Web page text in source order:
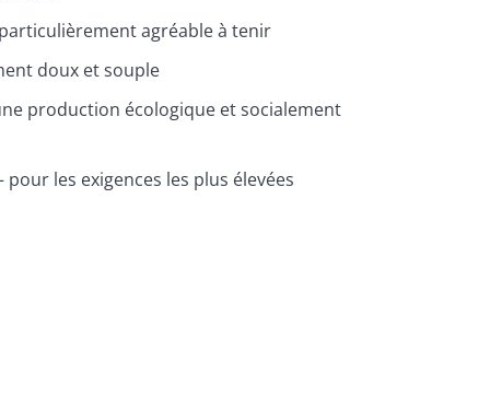
agréable à tenir
doux et souple
production écologique et socialement
pour les exigences les plus élevées